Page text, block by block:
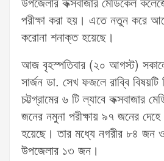
উপজেলার কক্সবাজার মেডিকেল
পরীক্ষা করা হয়। এতে নতুন করে
করোনা শনাক্ত হয়েছে।
আজ বৃহস্পতিবার (২০ আগস্ট) সকালে
সার্জন ডা. সেখ ফজলে রাব্বি বিষয়টি
চট্টগ্রামের ৬ টি ল্যাবে কক্সবাজার
জনের নমুনা পরীক্ষায় ৯৭ জনের
হয়েছে। তার মধ্যে নগরীর ৮৪ জন
উপজেলার ১৩ জন।